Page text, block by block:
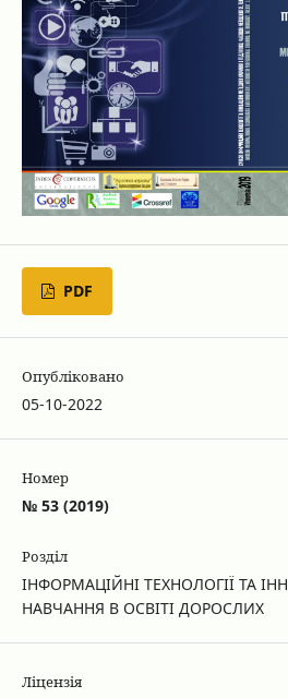
PDF
Опубліковано
05-10-2022
Номер
№ 53 (2019)
Розділ
ІНФОРМАЦІЙНІ ТЕХНОЛОГІЇ ТА
НАВЧАННЯ В ОСВІТІ ДОРОСЛИХ
Ліцензія